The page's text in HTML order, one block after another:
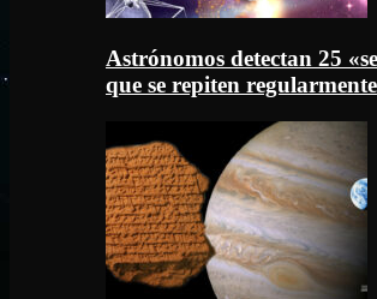
Astrónomos detectan 25
que se repiten regularmente